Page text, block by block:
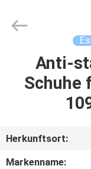
HAUS
PRODUKTE
ÜBER
UNS
Technology
Co.,Ltd.
Anti-
Schuhe
Herkunftsort:
Markenname: